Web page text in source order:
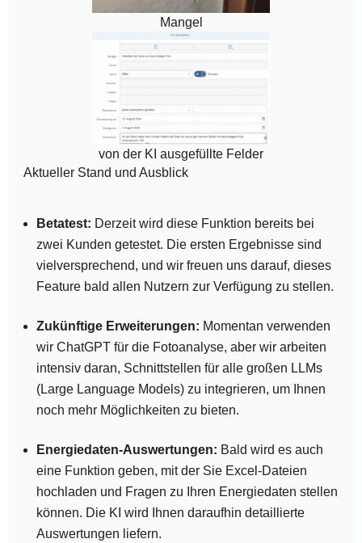
Mangel
von der KI ausgefüllte Felder
Aktueller Stand und Ausblick
Betatest: Derzeit wird diese Funktion bereits bei
zwei Kunden getestet. Die ersten Ergebnisse sind
vielversprechend, und wir freuen uns darauf, dieses
Feature bald allen Nutzern zur Verfügung zu stellen.
Zukünftige Erweiterungen: Momentan verwenden
wir ChatGPT für die Fotoanalyse, aber wir arbeiten
intensiv daran, Schnittstellen für alle großen LLMs
(Large Language Models) zu integrieren, um Ihnen
noch mehr Möglichkeiten zu bieten.
Energiedaten-Auswertungen: Bald wird es auch
eine Funktion geben, mit der Sie Excel-Dateien
hochladen und Fragen zu Ihren Energiedaten stellen
können. Die KI wird Ihnen daraufhin detaillierte
Auswertungen liefern.